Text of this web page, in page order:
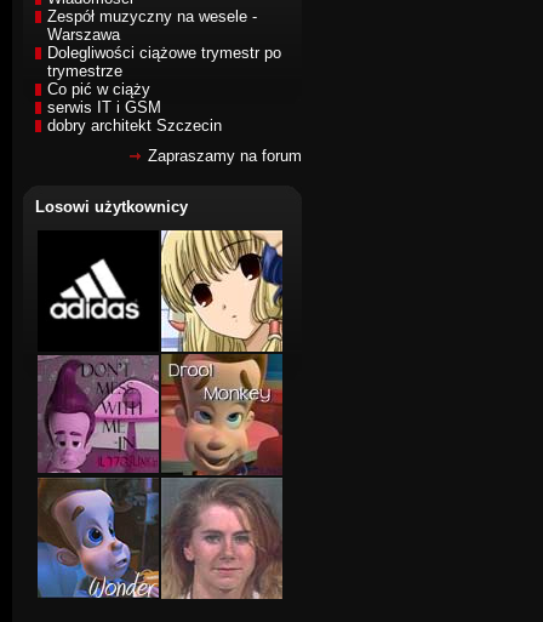
Zespół muzyczny na wesele -
Warszawa
Dolegliwości ciążowe trymestr po
trymestrze
Co pić w ciąży
serwis IT i GSM
dobry architekt Szczecin
Zapraszamy na forum
Losowi użytkownicy